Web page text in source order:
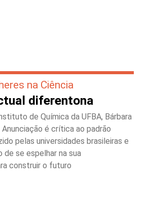
na Ciência
diferentona
de Química da UFBA, Bárbara
Anunciação é crítica ao padrão
pelas universidades brasileiras e
de se espelhar na sua
construir o futuro